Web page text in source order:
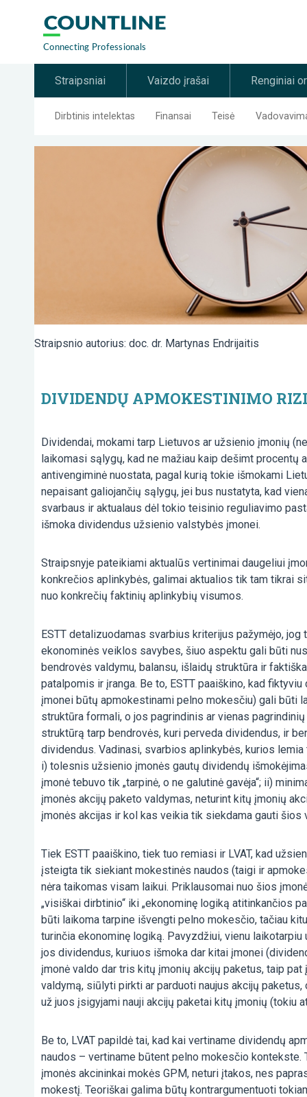
Straipsniai Vaizdo įrašai Renginiai
Dirbtinis intelektas Finansai Teisė
Straipsnio autorius: doc. dr. Martynas Endrijaitis
DIVIDENDŲ APMOKESTINIMO
Dividendai, mokami tarp Lietuvos ar užsienio įmonių
laikomasi sąlygų, kad ne mažiau kaip dešimt
antivengiminė nuostata, pagal kurią tokie išmokami
nepaisant galiojančių sąlygų, jei bus nustatyta, kad
svarbaus ir aktualaus dėl tokio teisinio reguliavimo
išmoka dividendus užsienio valstybės įmonei.
Straipsnyje pateikiami aktualūs vertinimai daugeliui
konkrečios aplinkybės, galimai aktualios tik tam tikrai
nuo konkrečių faktinių aplinkybių visumos.
ESTT detalizuodamas svarbius kriterijus pažymėjo,
ekonominės veiklos savybes, šiuo aspektu gali būti
bendrovės valdymu, balansu, išlaidų struktūra ir
patalpomis ir įranga. Be to, ESTT paaiškino, kad
įmonei būtų apmokestinami pelno mokesčiu) gali būti
struktūra formali, o jos pagrindinis ar vienas
struktūrą tarp bendrovės, kuri perveda dividendus, ir
dividendus. Vadinasi, svarbios aplinkybės, kurios
i) tolesnis užsienio įmonės gautų dividendų
įmonė tebuvo tik „tarpinė, o ne galutinė gavėja“; ii)
įmonės akcijų paketo valdymas, neturint kitų įmonių
įmonės akcijas ir kol kas veikia tik siekdama gauti
Tiek ESTT paaiškino, tiek tuo remiasi ir LVAT, kad
įsteigta tik siekiant mokestinės naudos (taigi ir
nėra taikomas visam laikui. Priklausomai nuo šios
„visiškai dirbtinio“ iki „ekonominę logiką atitinkančios
būti laikoma tarpine išvengti pelno mokesčio, tačiau
turinčia ekonominę logiką. Pavyzdžiui, vienu
jos dividendus, kuriuos išmoka dar kitai įmonei
įmonė valdo dar tris kitų įmonių akcijų paketus, taip
valdymą, siūlyti pirkti ar parduoti naujus akcijų
už juos įsigyjami nauji akcijų paketai kitų įmonių (tokiu
Be to, LVAT papildė tai, kad kai vertiname dividendų
naudos – vertiname būtent pelno mokesčio kontekste.
įmonės akcininkai mokės GPM, neturi įtakos, nes
mokestį. Teoriškai galima būtų kontrargumentuoti